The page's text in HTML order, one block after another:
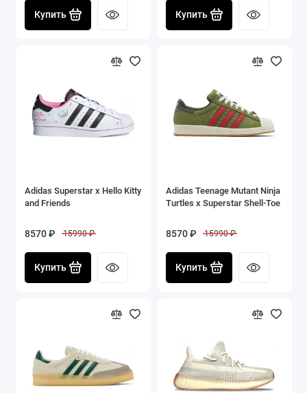
Купить Купить
Adidas Superstar x Hello Kitty
and Friends
8570 ₽ 15990 ₽
Купить
Adidas Teenage Mutant Ninja
Turtles x Superstar Shell-Toe
8570 ₽ 15990 ₽
Купить